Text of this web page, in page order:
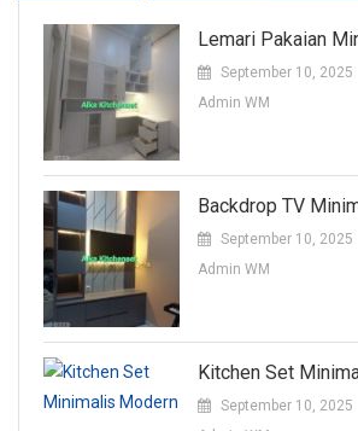
Lemari Pakaian
September 10, 2025
Admin WM
Backdrop TV
September 10, 2025
Admin WM
Kitchen Set
September 10, 2025